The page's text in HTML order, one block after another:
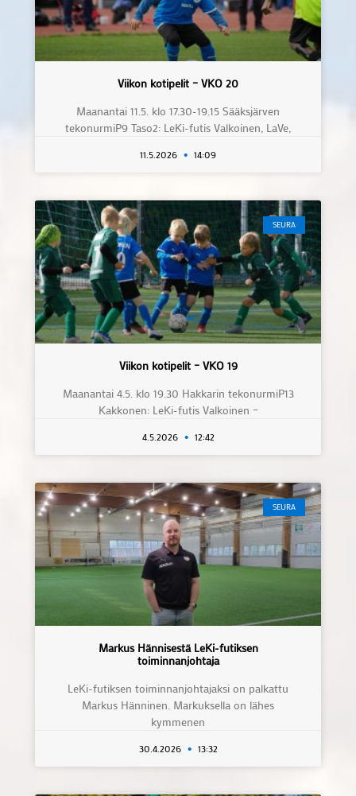
Viikon kotipelit – VKO 20
Maanantai 11.5. klo 17.30-19.15 Sääksjärven
tekonurmiP9 Taso2: LeKi-futis Valkoinen, LaVe,
11.5.2026 14:09
SEURA
Viikon kotipelit – VKO 19
Maanantai 4.5. klo 19.30 Hakkarin tekonurmiP13
Kakkonen: LeKi-futis Valkoinen –
4.5.2026 12:42
SEURA
Markus Hännisestä LeKi-futiksen
toiminnanjohtaja
LeKi-futiksen toiminnanjohtajaksi on palkattu
Markus Hänninen. Markuksella on lähes
kymmenen
30.4.2026 13:32